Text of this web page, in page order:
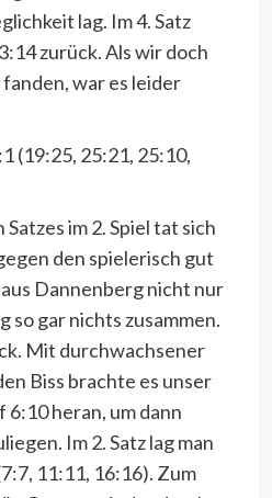
lag. Im 4. Satz
zurück. Als wir doch
war es leider
(19:25, 25:21, 25:10,
im 2. Spiel tat sich
den spielerisch gut
Dannenberg nicht nur
so gar nichts zusammen.
Mit durchwachsener
Biss brachte es unser
6:10 heran, um dann
Im 2. Satz lag man
11:11, 16:16). Zum